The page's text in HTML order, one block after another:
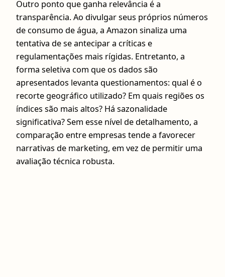
Outro ponto que ganha relevância é a
transparência. Ao divulgar seus próprios números
de consumo de água, a Amazon sinaliza uma
tentativa de se antecipar a críticas e
regulamentações mais rígidas. Entretanto, a
forma seletiva com que os dados são
apresentados levanta questionamentos: qual é o
recorte geográfico utilizado? Em quais regiões os
índices são mais altos? Há sazonalidade
significativa? Sem esse nível de detalhamento, a
comparação entre empresas tende a favorecer
narrativas de marketing, em vez de permitir uma
avaliação técnica robusta.